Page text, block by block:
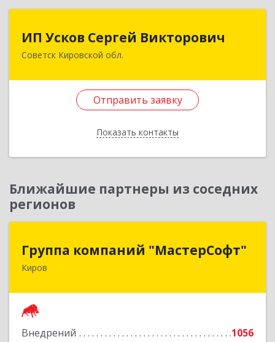
ИП Усков Сергей Викторович
Советск Кировской обл.
Отправить заявку
Показать контакты
ИП Усков Сергей Викторович
613340, Кировская обл, Советск г, Дружбы ул,
Отправить заявку
Назад
Ближайшие партнеры из соседних
регионов
Группа компаний "МастерСофт"
Киров
Внедрений
1056
Группа компаний "МастерСофт"
610017, Кировская обл, Киров г, Маклина ул,